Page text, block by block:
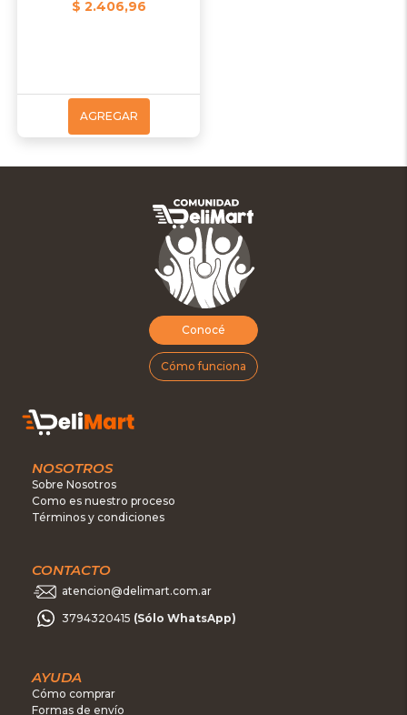
$ 2.406,96
AGREGAR
Conocé
Cómo funciona
NOSOTROS
Sobre Nosotros
Como es nuestro proceso
Términos y condiciones
CONTACTO
atencion@delimart.com.ar
3794320415 (Sólo WhatsApp)
AYUDA
Cómo comprar
Formas de envío